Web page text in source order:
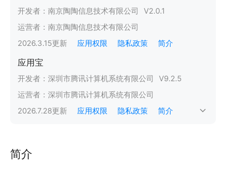
开发者： 南京陶陶信息技术有限公司 V2.0.1
运营者： 南京陶陶信息技术有限公司
2026.3.15更新 应用权限 隐私政策 简介
应用宝
开发者： 深圳市腾讯计算机系统有限公司 V9.2.5
运营者： 深圳市腾讯计算机系统有限公司
2026.7.28更新 应用权限 隐私政策 简介
简介